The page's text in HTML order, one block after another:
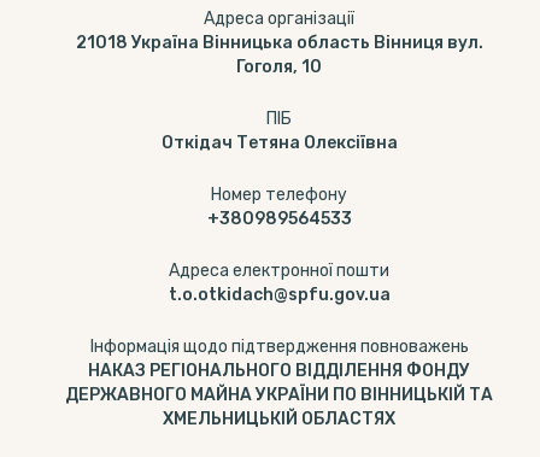
Адреса організації
21018 Україна Вінницька область Вінниця вул.
Гоголя, 10
ПІБ
Откідач Тетяна Олексіївна
Номер телефону
+380989564533
Адреса електронної пошти
t.o.otkidach@spfu.gov.ua
Інформація щодо підтвердження повноважень
НАКАЗ РЕГІОНАЛЬНОГО ВІДДІЛЕННЯ ФОНДУ
ДЕРЖАВНОГО МАЙНА УКРАЇНИ ПО ВІННИЦЬКІЙ ТА
ХМЕЛЬНИЦЬКІЙ ОБЛАСТЯХ